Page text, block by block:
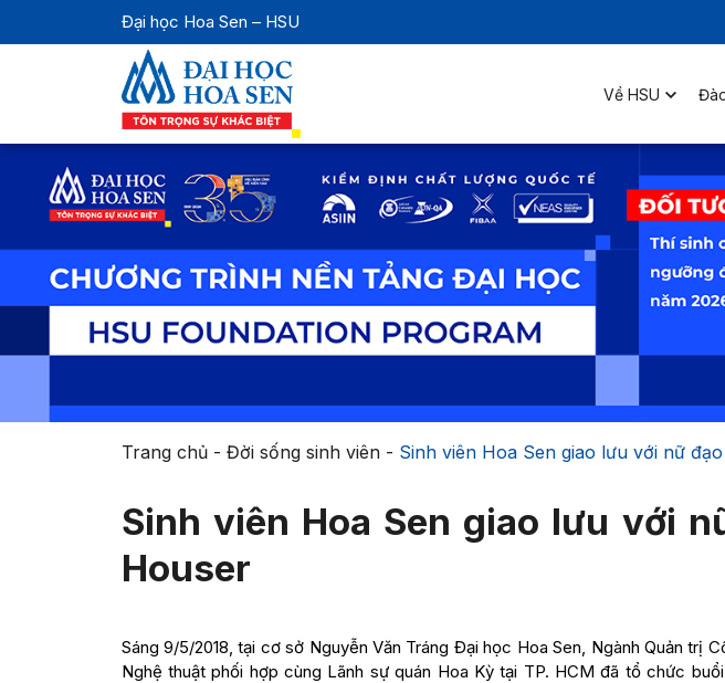
Đại học Hoa Sen – HSU
Về HSU
Trang chủ- Đời sống sinh viên- Sinh viên Hoa Sen giao lưu với nữ
Sinh viên Hoa Sen giao lưu với
Houser
Sáng 9/5/2018, tại cơ sở Nguyễn Văn Tráng Đại học Hoa Sen, Ngành Quản trị
Nghệ thuật phối hợp cùng Lãnh sự quán Hoa Kỳ tại TP. HCM đã tổ chức